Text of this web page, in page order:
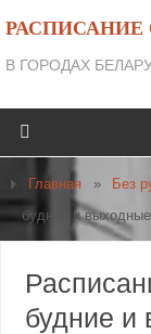
В ГОРОДАХ
Главная » Без
будние и
будние и